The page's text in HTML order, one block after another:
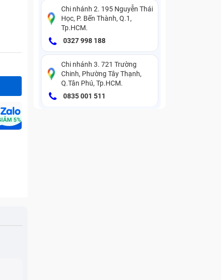
Chi nhánh 2. 195 Nguyễn Thái
Học, P. Bến Thành, Q.1,
Tp.HCM.
0327 998 188
Chi nhánh 3. 721 Trường
Chinh, Phường Tây Thạnh,
Q.Tân Phú, Tp.HCM.
0835 001 511